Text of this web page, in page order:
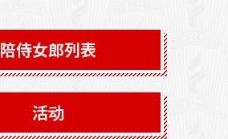
陪侍女郎列表
活动